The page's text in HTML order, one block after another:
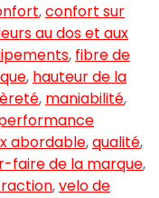
,confort sur
au dos et aux
, fibre de
, hauteur de la
, maniabilité,
abordable,qualité,
faire de la marque,
,velo de